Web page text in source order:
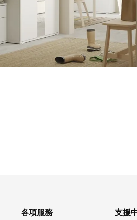
各項服務 支援